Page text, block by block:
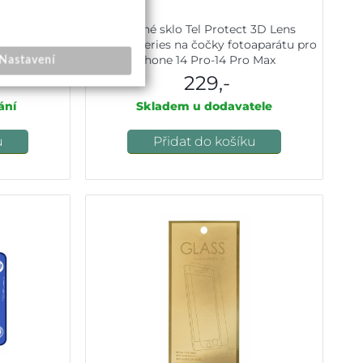
Tvrzené sklo Tel Protect 3D Lens
Aramid Series na čočky fotoaparátu pro
iPhone 14 Pro-14 Pro Max
229,-
Skladem u dodavatele
Přidat do košíku